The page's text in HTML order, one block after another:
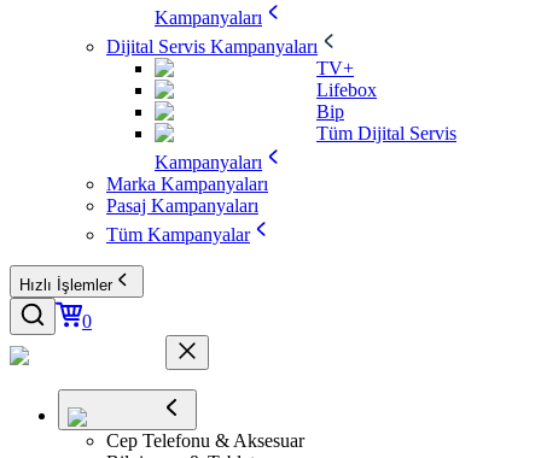
Kampanyaları
Dijital Servis Kampanyaları
TV+
Lifebox
Bip
Tüm Dijital Servis
Kampanyaları
Marka Kampanyaları
Pasaj Kampanyaları
Tüm Kampanyalar
Hızlı İşlemler
0
Cep Telefonu & Aksesuar